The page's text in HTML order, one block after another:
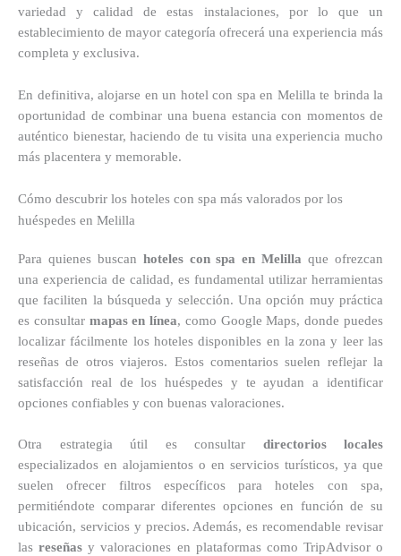
variedad y calidad de estas instalaciones, por lo que un
establecimiento de mayor categoría ofrecerá una experiencia más
completa y exclusiva.
En definitiva, alojarse en un hotel con spa en Melilla te brinda la
oportunidad de combinar una buena estancia con momentos de
auténtico bienestar, haciendo de tu visita una experiencia mucho
más placentera y memorable.
Cómo descubrir los hoteles con spa más valorados por los
huéspedes en Melilla
Para quienes buscan hoteles con spa en Melilla que ofrezcan
una experiencia de calidad, es fundamental utilizar herramientas
que faciliten la búsqueda y selección. Una opción muy práctica
es consultar mapas en línea, como Google Maps, donde puedes
localizar fácilmente los hoteles disponibles en la zona y leer las
reseñas de otros viajeros. Estos comentarios suelen reflejar la
satisfacción real de los huéspedes y te ayudan a identificar
opciones confiables y con buenas valoraciones.
Otra estrategia útil es consultar directorios locales
especializados en alojamientos o en servicios turísticos, ya que
suelen ofrecer filtros específicos para hoteles con spa,
permitiéndote comparar diferentes opciones en función de su
ubicación, servicios y precios. Además, es recomendable revisar
lasreseñas y valoraciones en plataformas como TripAdvisor o